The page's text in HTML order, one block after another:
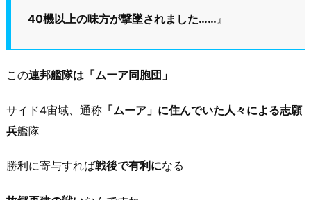
40機以上の味方が撃墜されました……』
この連邦艦隊は「ムーア同胞団」
サイド4宙域、通称 「ムーア」に住んでいた人々による志願
兵艦隊
勝利に寄与すれば戦後で有利になる